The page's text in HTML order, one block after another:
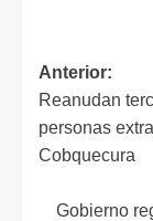
Anterior:
Reanudan
personas
Cobquecura
Gobierno